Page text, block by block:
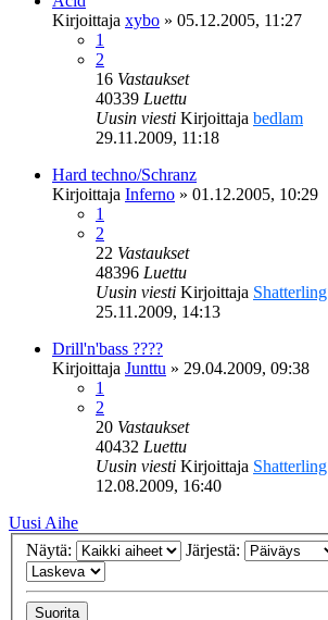
Kirjoittaja xybo » 05.12.2005, 11:27
1
2
16 Vastaukset
40339 Luettu
Uusin viesti Kirjoittaja bedlam
29.11.2009, 11:18
Hard techno/Schranz
Kirjoittaja Inferno » 01.12.2005, 10:29
1
2
22 Vastaukset
48396 Luettu
Uusin viesti Kirjoittaja Shatterling
25.11.2009, 14:13
Drill'n'bass ????
Kirjoittaja Junttu » 29.04.2009, 09:38
1
2
20 Vastaukset
40432 Luettu
Uusin viesti Kirjoittaja Shatterling
12.08.2009, 16:40
Uusi Aihe
Näytä:
Järjestä: